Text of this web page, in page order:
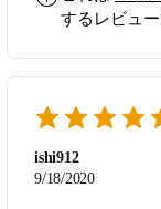
するレビュ
ishi912
9/18/2020